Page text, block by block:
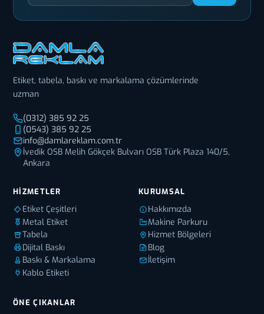
Etiket, tabela, baskı ve markalama çözümlerinde
uzman
(0312) 385 92 25
(0543) 385 92 25
info@damlareklam.com.tr
İvedik OSB Melih Gökçek Bulvarı OSB Türk Plaza 140/5,
Ankara
HIZMETLER
Etiket Çeşitleri
Metal Etiket
Tabela
Dijital Baskı
Baskı & Markalama
Kablo Etiketi
KURUMSAL
Hakkımızda
Makine Parkuru
Hizmet Bölgeleri
Blog
İletişim
ÖNE ÇIKANLAR